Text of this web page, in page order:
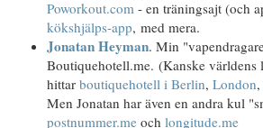
Poworkout.com - en träningsajt (och
kökshjälps-app, med mera.
Jonatan Heyman. Min
Boutiquehotell.me. (Kanske världens
hittar boutiquehotell i Berlin, London,
Men Jonatan har även en andra kul
postnummer.me och longitude.me